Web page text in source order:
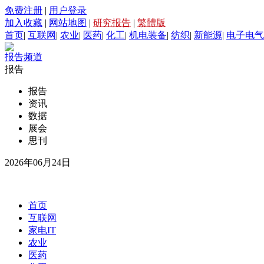
免费注册 | 用户登录
加入收藏 | 网站地图 | 研究报告 | 繁體版
首页| 互联网 | 农业| 医药| 化工| 机电装备| 纺织| 新能源| 电子电气
报告频道
报告
报告
资讯
数据
展会
思刊
2026年06月24日
首页
互联网
家电IT
农业
医药